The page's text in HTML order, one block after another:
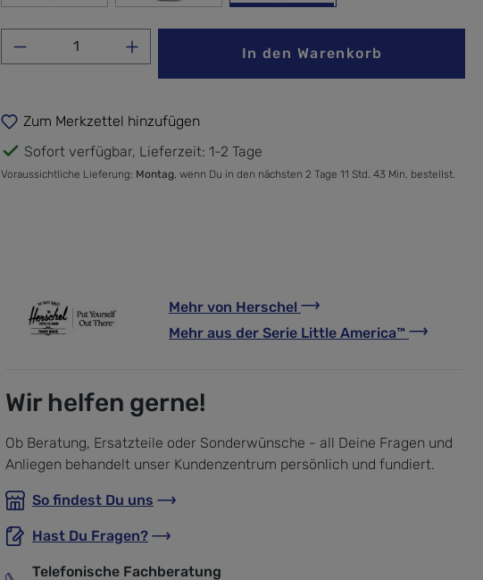
Produkt Anzahl: Gib den gewünschten Wert ein
In den Warenkorb
Zum Merkzettel hinzufügen
Sofort verfügbar, Lieferzeit: 1-2 Tage
Voraussichtliche Lieferung: Montag , wenn Du in den nächsten 2 Tage 11 Std. 43 Min. bestellst.
Mehr von Herschel
Mehr aus der Serie Little America™
Wir helfen gerne!
Ob Beratung, Ersatzteile oder Sonderwünsche - all Deine Fragen und
Anliegen behandelt unser Kundenzentrum persönlich und fundiert.
So findest Du uns
Hast Du Fragen?
Telefonische Fachberatung